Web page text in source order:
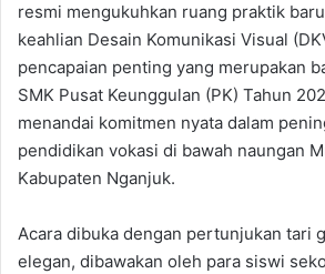
resmi mengukuhkan ruang praktik
keahlian Desain Komunikasi Visual
pencapaian penting yang merupakan
SMK Pusat Keunggulan (PK) Tahun
menandai komitmen nyata dalam
pendidikan vokasi di bawah naungan
Kabupaten Nganjuk.
Acara dibuka dengan pertunjukan tari
elegan, dibawakan oleh para siswi